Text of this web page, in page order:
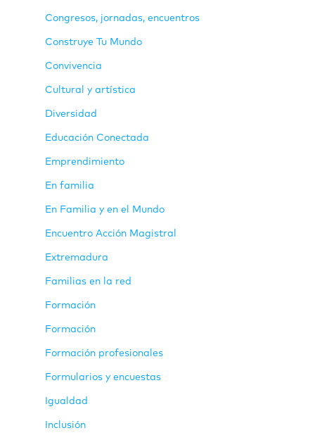
Congresos, jornadas, encuentros
Construye Tu Mundo
Convivencia
Cultural y artística
Diversidad
Educación Conectada
Emprendimiento
En familia
En Familia y en el Mundo
Encuentro Acción Magistral
Extremadura
Familias en la red
Formación
Formación
Formación profesionales
Formularios y encuestas
Igualdad
Inclusión